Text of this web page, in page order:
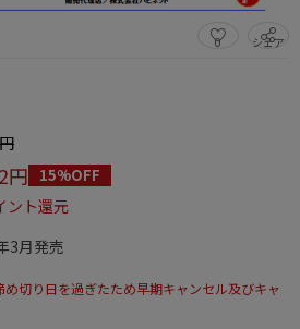
0 シェア
円 15%OFF
ント還元
3月発売
切り日を過ぎたため早期キャンセル及びキャ